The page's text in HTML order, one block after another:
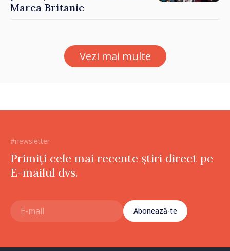
Marea Britanie
Vezi mai multe
#newsletter
Primiți cele mai recente știri direct pe
E-mailul dvs.
Abonează-te